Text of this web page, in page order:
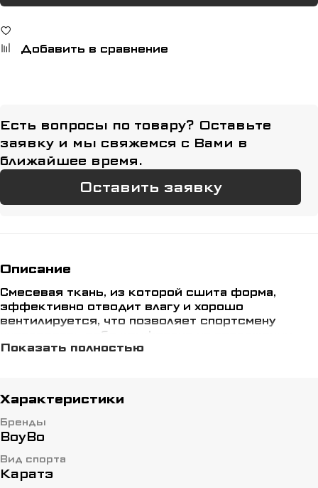
Добавить в сравнение
Есть вопросы по товару? Оставьте
заявку и мы свяжемся с Вами в
ближайшее время.
Оставить заявку
Описание
Смесевая ткань, из которой сшита форма,
эффективно отводит влагу и хорошо
вентилируется, что позволяет спортсмену
чувствовать себя комфортно на протяжении
всего времени занятий. Облегченное кимоно
35% хлопок. Пояс в комплекте. Плотность
ткани : куртка 280 г/кв.м., брюки 220 г/кв.м.
Показать полностью
Характеристики
Бренды
BoyBo
Вид спорта
Каратэ